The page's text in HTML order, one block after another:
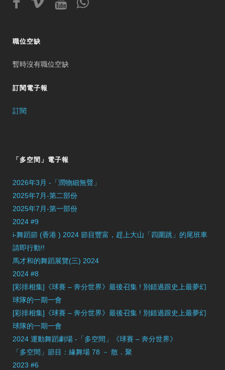
職位空缺
暫時沒有職位空缺
訂閱電子報
訂閱
「多空間」電子報
2026年3月 -「潤物細無聲」
2025年7月-第二部份
2025年7月-第一部份
2024 #9
i-舞蹈節 (香港 ) 2024 節目豐富，趕上大山「四圍跳」的尾班車
請即行動!!
馬才和的舞蹈展覽(三) 2024
2024 #8
[彩排相集]《球賽 – 奔分世界》最後召集 ! 別錯過跟史上最夢幻
球隊的一期一會
[彩排相集]《球賽 – 奔分世界》最後召集 ! 別錯過跟史上最夢幻
球隊的一期一會
2024 運動舞蹈劇場 -「多空間」《球賽 – 奔分世界》
「多空間」節目：緣舞場 78 － 散．聚
2023 #6